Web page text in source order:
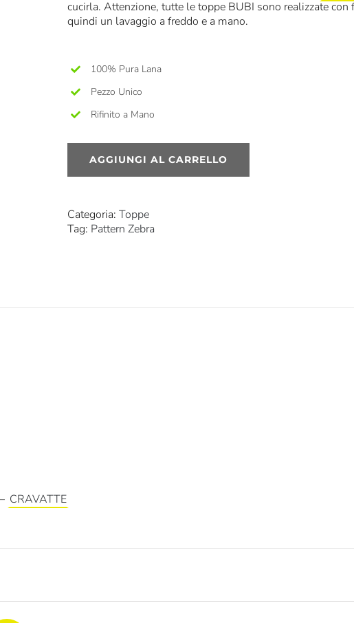
cucirla. Attenzione, tutte le toppe BUBI sono realizzate
quindi un lavaggio a freddo e a mano.
100% Pura Lana
Pezzo Unico
Rifinito a Mano
AGGIUNGI AL CARRELLO
Categoria: Toppe
Tag: Pattern Zebra
– CRAVATTE